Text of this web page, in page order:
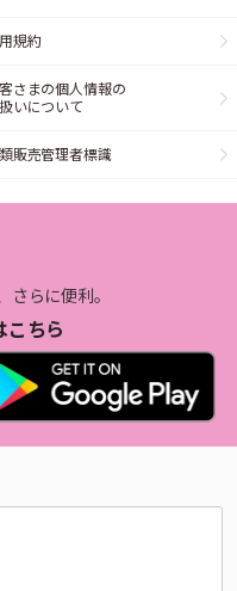
規約
さまの個人情報の
いについて
販売管理者標識
らに便利。
こちら